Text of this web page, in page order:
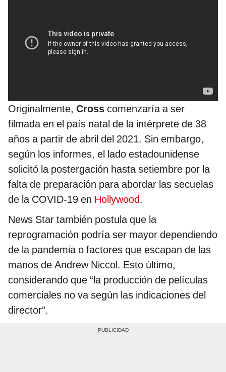
Originalmente, Cross comenzaría a ser
filmada en el país natal de la intérprete de 38
años a partir de abril del 2021. Sin embargo,
según los informes, el lado estadounidense
solicitó la postergación hasta setiembre por la
falta de preparación para abordar las secuelas
de la COVID-19 en Hollywood.
News Star también postula que la
reprogramación podría ser mayor dependiendo
de la pandemia o factores que escapan de las
manos de Andrew Niccol. Esto último,
considerando que “la producción de películas
comerciales no va según las indicaciones del
director”.